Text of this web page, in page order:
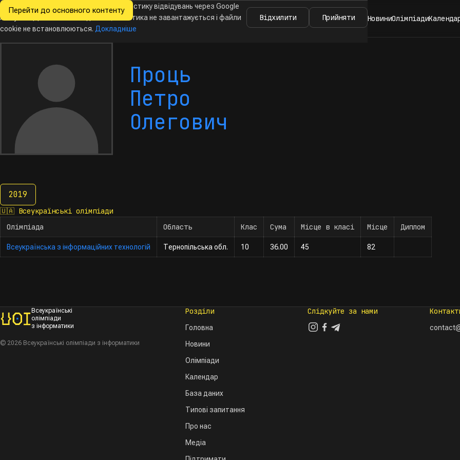
Перейти до основного контенту
Всеукраїнські
з інформатики
НовиниОлімпіади
Проць
Петро
Олегович
2019
2019
🇺🇦 Всеукраїнські олімпіади
Олімпіада
Область Клас Сума Місце в класі Місце Диплом
Всеукраїнська з інформаційних технологій Тернопільська обл. 10 36.00 45 82
Всеукраїнські
олімпіади
з інформатики
© 2026 Всеукраїнські олімпіади з інформатики
Розділи
Головна
Новини
Олімпіади
Календар
База даних
Типові запитання
Про нас
Медіа
Слідкуйте за нами
Ми хочемо збирати знеособлену статистику відвідувань через Google
Analytics. Доки ви не погодитесь, аналітика не завантажується і файли
cookie не встановлюються. Докладніше
Відхилити Прийняти